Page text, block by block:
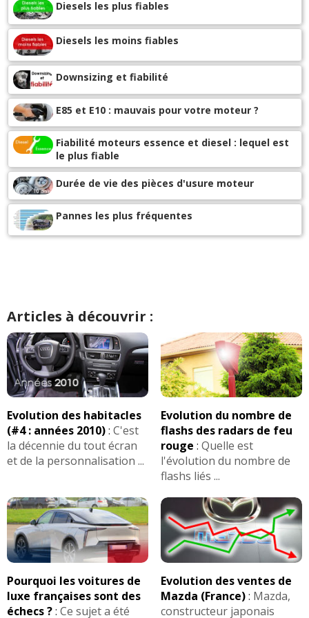
-Alternateur HS à 100000 KM(+)
-Voyant incident moteur s'allume puis au bout de 200m
il s'eteint (+)
-Aucun,juste de l'entretien(+)
-4 injecteurs hs à 45000km(+)
Bougie de préchauffage, 50 euros si on est bricoleur
(+)
-Vanne egr/volant moteur/roulement/durite turbo(+)
-Bluetooth en panne en permanence(+)
-Volant moteur qui commence à lâcher, consommation
excessive(+)
-Alternateur, bougies de préchauffage, durite de turbo,
batterie en court-circuit, calculateur du moteur, voyant
incident moteur qui s'allume tout le ...Lire la suite >>
-Beaucoup de souci de train avant biellette. De direction
barre stabilisatrice biellette de barre stabilisatrice disque
de frein suspension silent bloc ...Lire la suite >>
A coups moteur (injection ) a 1800 tr/min avec très peut
de gaz.pas de direction au démarrage qui oblige a
couper le moteur et redémarrer pour réi ...Lire la suite
>>
-Conduit d'air après turbo qui n'immobilise pas la
voiture mais qui donne une panne indiqué sur
l'ordinateur de bord.(+)
+ d'INFOSsur la déclinaison
Diesels les plus fiables
Diesels les moins fiables
Downsizing et fiabilité
E85 et E10 : mauvais pour votre moteur ?
Fiabilité moteurs essence et diesel : lequel est
le plus fiable
Durée de vie des pièces d'usure moteur
Pannes les plus fréquentes
Articles à découvrir :
Evolution des habitacles
(#4 : années 2010): C'est
la décennie du tout écran
et de la personnalisation ...
Evolution du nombre de
flashs des radars de feu
rouge : Quelle est
l'évolution du nombre de
flashs liés ...
Pourquoi les voitures de
luxe françaises sont des
échecs ?: Ce sujet a été
Evolution des ventes de
Mazda (France): Mazda,
constructeur japonais